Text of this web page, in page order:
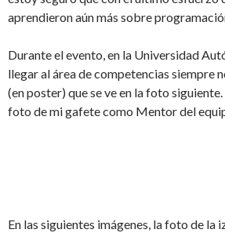
aprendieron aún más sobre
Durante el evento, en la Universidad
llegar al área de competencias siempre
(en poster) que se ve en la foto
foto de mi gafete como Mentor del
En las siguientes imágenes, la foto de la